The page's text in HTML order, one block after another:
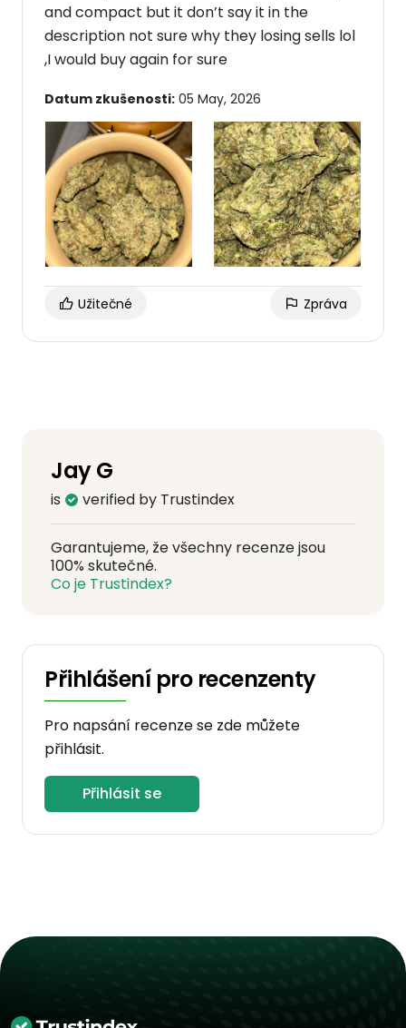
and compact but it don’t say it in the
description not sure why they losing sells lol
,I would buy again for sure
Datum zkušenosti: 05 May, 2026
Užitečné Zpráva
Jay G
is verified by Trustindex
Garantujeme, že všechny recenze jsou
100% skutečné.
Co je Trustindex?
Přihlášení pro recenzenty
Pro napsání recenze se zde můžete
přihlásit.
Přihlásit se